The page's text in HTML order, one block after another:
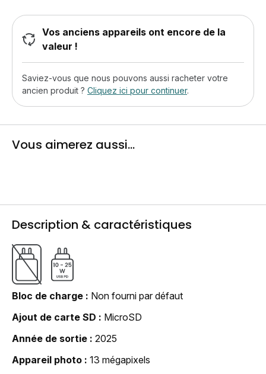
Vos anciens appareils ont encore de la
valeur !
Saviez-vous que nous pouvons aussi racheter votre
ancien produit ? Cliquez ici pour continuer.
Vous aimerez aussi...
Description & caractéristiques
Bloc de charge
Non fourni par défaut
Ajout de carte SD
MicroSD
Année de sortie
2025
Appareil photo
13 mégapixels